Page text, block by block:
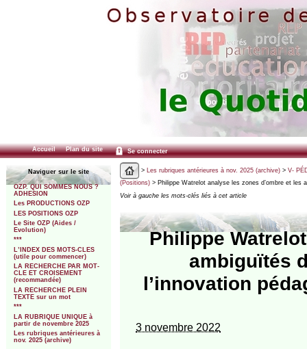
Accueil Plan du site Se connecter
Naviguer sur le site
OZP. QUI SOMMES NOUS ?
ADHESION
Les PRODUCTIONS OZP
LES POSITIONS OZP
Le Site OZP (Aides /
Evolution)
***
L’INDEX DES MOTS-CLES
(utile pour commencer)
LA RECHERCHE PAR MOT-
CLE ET CROISEMENT
(recommandée)
LA RECHERCHE PLEIN
TEXTE sur un mot
***
LA RUBRIQUE UNIQUE à
partir de novembre 2025
Les rubriques antérieures à
nov. 2025 (archive)
> Les rubriques antérieures à nov. 2025 (archive)> V-
(Positions)> Philippe Watrelot analyse les zones d’ombre et les
Voir à gauche les mots-clés liés à cet article
Philippe
ambiguïtés
l’innovation
3 novembre 2022